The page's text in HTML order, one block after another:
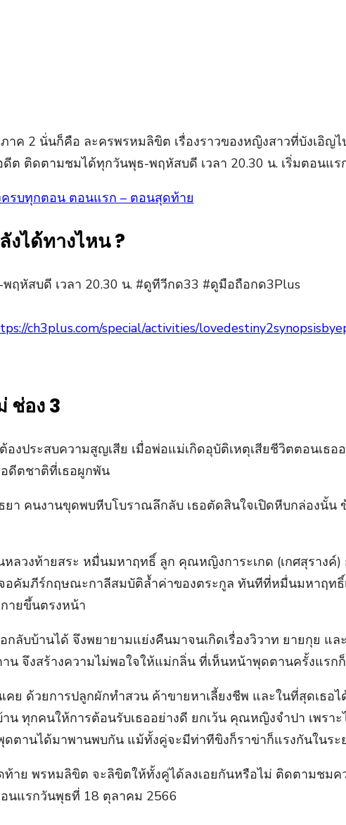
าค 2 นั่นก็คือ ละครพรหมลิขิต เรื่องราวของหญิงสาวที่บังเอิ
ดีต ติดตามชมได้ทุกวันพุธ-พฤหัสบดี เวลา 20.30 น. เริ่มตอนแ
รบทุกตอน ตอนแรก – ตอนสุดท้าย
ได้ทางไหน ?
ฤหัสบดี เวลา 20.30 น. #ดูทีวีกด33 #ดูมือถือกด3Plus
ch3plus.com/special/activities/
ช่อง 3
งประสบความสูญเสีย เมื่อพ่อแม่เกิดอุบัติเหตุเสียชีวิตตอนเธ
ดีตชาติที่เธอผูกพัน
า คนงานขุดพบหีบโบราณลึกลับ เธอตัดสินใจเปิดหีบกล่องนั้
ลวงท้ายสระ หมื่นมหาฤทธิ์ ลูก คุณหญิงการะเกด (เกศสุราง
จอคัมภีร์กฤษณะกาลีสมบัติล้ำค่าของตระกูล ทันทีที่หมื่นมหาฤ
ายขึ้นตรงหน้า
ลับบ้านได้ จึงพยายามแย่งคืนมาจนเกิดเรื่องวิวาท ยายกุย แ
จึงสร้างความไม่พอใจให้แม่กลิ่น ที่เห็นหน้าพุดตานครั้งแรก
ย ด้วยการปลูกผักทำสวน ค้าขายหาเลี้ยงชีพ และในที่สุดเธอไ
น ทุกคนให้การต้อนรับเธออย่างดี ยกเว้น คุณหญิงจำปา เพ
านได้มาพานพบกัน แม้ทั้งคู่จะมีท่าทีขิงก็ราข่าก็แรงกันในระ
าย พรหมลิขิต จะลิขิตให้ทั้งคู่ได้ลงเอยกันหรือไม่ ติดตามชม
นแรกวันพุธที่ 18 ตุลาคม 2566